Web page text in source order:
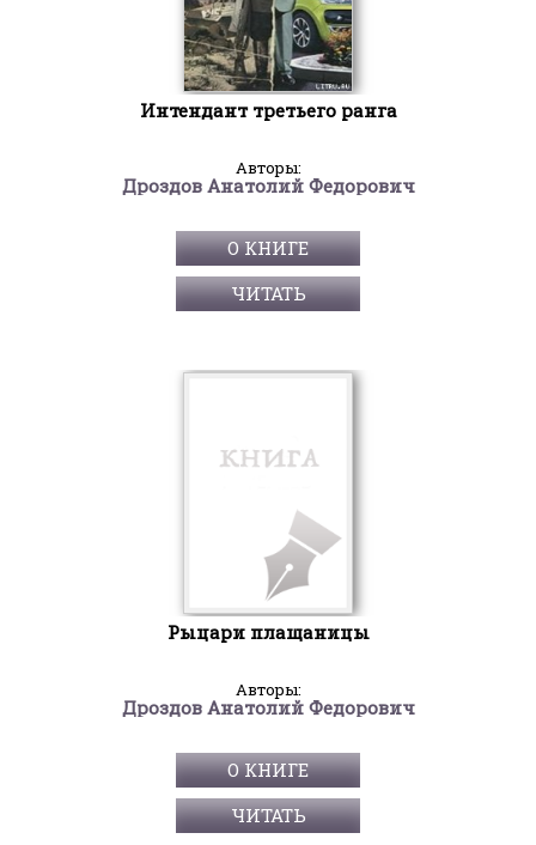
Интендант третьего ранга
Авторы:
Дроздов Анатолий Федорович
О КНИГЕ
ЧИТАТЬ
Рыцари плащаницы
Авторы:
Дроздов Анатолий Федорович
О КНИГЕ
ЧИТАТЬ